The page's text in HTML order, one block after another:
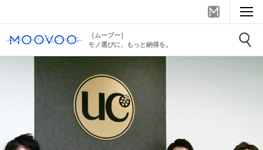
［ムーブー］
モノ選びに、もっと納得を。